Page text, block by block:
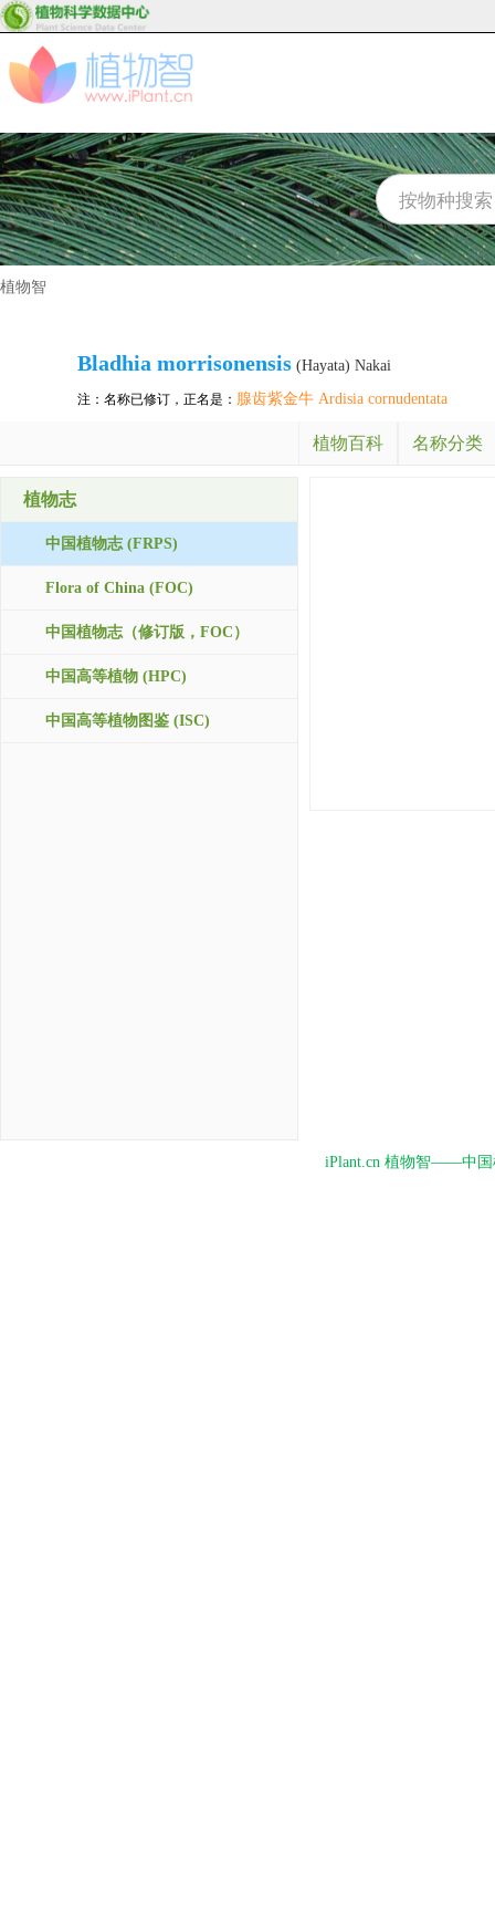
植物智
Bladhia morrisonensis (Hayata) Nakai
注：名称已修订，正名是： 腺齿紫金牛 Ardisia cornudentata
植物百科 名称分类
植物志
中国植物志 (FRPS)
Flora of China (FOC)
中国植物志（修订版，FOC）
中国高等植物 (HPC)
中国高等植物图鉴 (ISC)
iPlant.cn 植物智——中国